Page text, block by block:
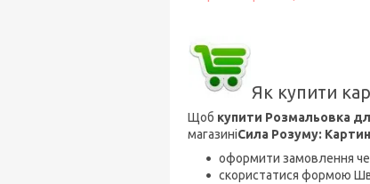
Як купити
Щоб купити Розмальовка
магазиніСила Розуму:
оформити замовлення
скористатися формою